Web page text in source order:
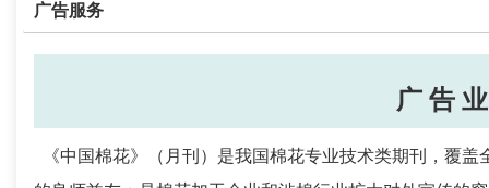
广告服务
广 告
《中国棉花》（月刊）是我国棉花专业技术类期刊，覆